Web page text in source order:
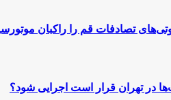
در تهران قرار است اجرایی شود؟